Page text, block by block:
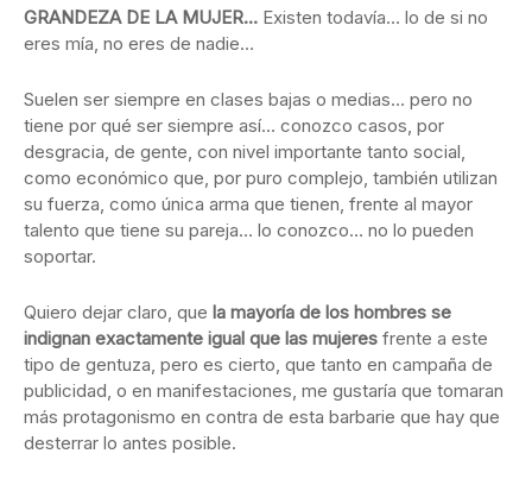
GRANDEZA DE LA MUJER… Existen todavía… lo de si no
eres mía, no eres de nadie…
Suelen ser siempre en clases bajas o medias… pero no
tiene por qué ser siempre así… conozco casos, por
desgracia, de gente, con nivel importante tanto social,
como económico que, por puro complejo, también utilizan
su fuerza, como única arma que tienen, frente al mayor
talento que tiene su pareja… lo conozco… no lo pueden
soportar.
Quiero dejar claro, que la mayoría de los hombres se
indignan exactamente igual que las mujeres frente a este
tipo de gentuza, pero es cierto, que tanto en campaña de
publicidad, o en manifestaciones, me gustaría que tomaran
más protagonismo en contra de esta barbarie que hay que
desterrar lo antes posible.